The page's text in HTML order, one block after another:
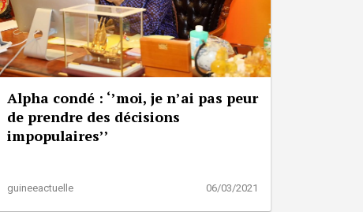
Alpha condé : ‘’moi, je n’ai pas peur
de prendre des décisions
impopulaires’’
guineeactuelle 06/03/2021